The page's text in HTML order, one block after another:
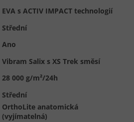
EVA s ACTIV IMPACT technologií
Střední
Ano
Vibram Salix s XS Trek směsí
28 000 g/m²/24h
Střední
OrthoLite anatomická
(vyjímatelná)